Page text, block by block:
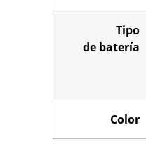
Tipo
de batería
Color